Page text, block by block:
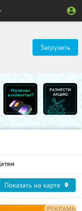
Загрузить
Показать на карте